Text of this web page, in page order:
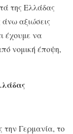
της Ελλάδας
αξιώσεις
έχουμε να
νομική έποψη,
την Γερμανία, το